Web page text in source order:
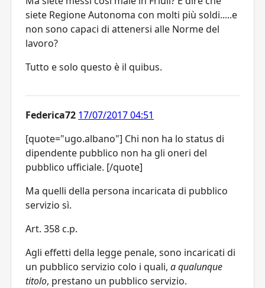
siete Regione Autonoma con molti più soldi.....e
non sono capaci di attenersi alle Norme del
lavoro?
Tutto e solo questo è il quibus.
Federica72 17/07/2017 04:51
[quote="ugo.albano"] Chi non ha lo status di
dipendente pubblico non ha gli oneri del
pubblico ufficiale. [/quote]
Ma quelli della persona incaricata di pubblico
servizio sì.
Art. 358 c.p.
Agli effetti della legge penale, sono incaricati di
un pubblico servizio colo i quali, a qualunque
titolo, prestano un pubblico servizio.